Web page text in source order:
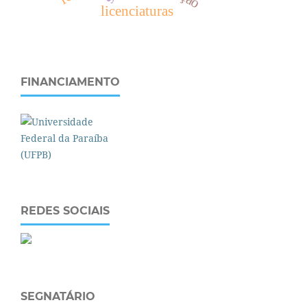
licenciaturas
FINANCIAMENTO
REDES SOCIAIS
SEGNATÁRIO